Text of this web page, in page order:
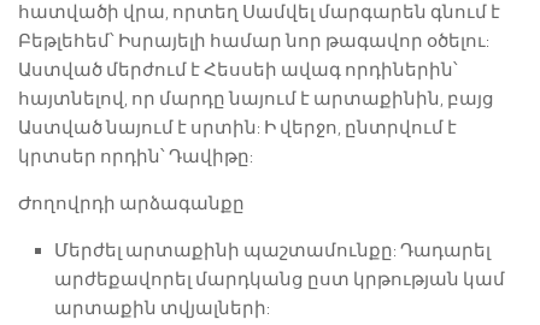
հատվածի վրա, որտեղ Սամվել մարգարեն գնում է
Բեթլեհեմ՝ Իսրայելի համար նոր թագավոր օծելու:
Աստված մերժում է Հեսսեի ավագ որդիներին՝
հայտնելով, որ մարդը նայում է արտաքինին, բայց
Աստված նայում է սրտին: Ի վերջո, ընտրվում է
կրտսեր որդին՝ Դավիթը:
Ժողովրդի արձագանքը
Մերժել արտաքինի պաշտամունքը: Դադարել
արժեքավորել մարդկանց ըստ կրթության կամ
արտաքին տվյալների: